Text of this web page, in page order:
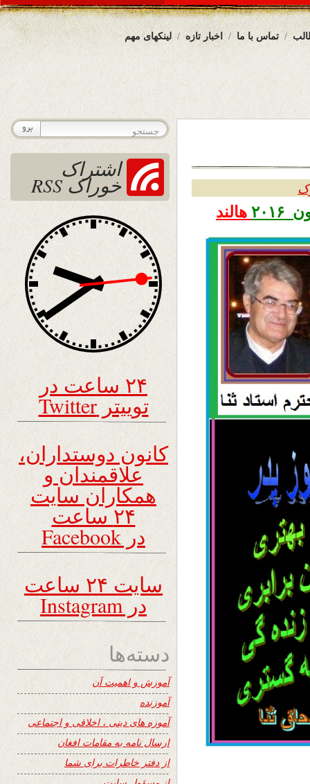
لینکهای مهم اخبار تازه تماس با ما
هالند
اشتراک
خوراک RSS
۲۴ ساعت در
توییتر Twitter
کانون دوستداران،
علاقمندان و
همکاران سایت
۲۴ ساعت
در Facebook
سایت ۲۴ ساعت
در Instagram
دسته‌ها
آموزش و اهمیت آن
آموزنده
آموزه های دینی ، اخلاقی و اجتماعی
ارسال نامه به مقامات افغان
از دفتر خاطرات برای شما